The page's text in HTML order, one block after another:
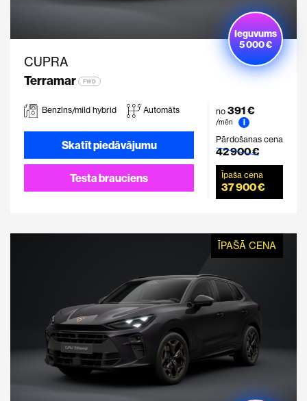
CUPRA
Terramar
FWD
Ieguvums
5 000 €
Benzīns/mild hybrid Automāts
Skatīt piedāvājumu
Testa brauciens
no 391 €
/mēn
i
Pārdošanas cena
42 900 €
Īpaša cena
37 900 €
ĪPAŠĀ CENA